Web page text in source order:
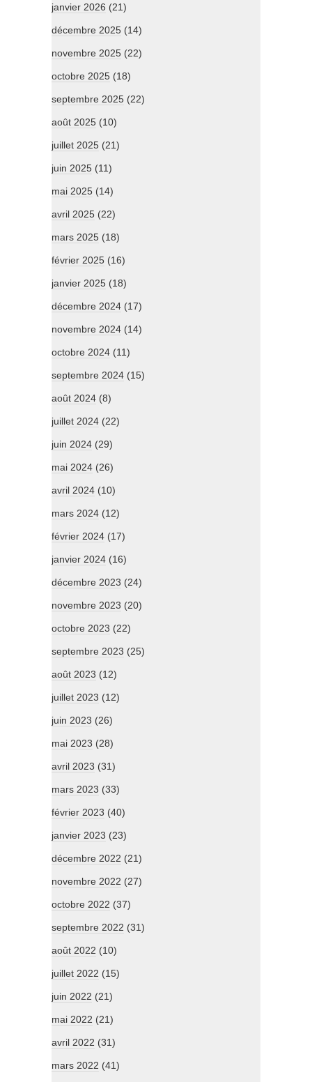
janvier 2026 (21)
décembre 2025 (14)
novembre 2025 (22)
octobre 2025 (18)
septembre 2025 (22)
août 2025 (10)
juillet 2025 (21)
juin 2025 (11)
mai 2025 (14)
avril 2025 (22)
mars 2025 (18)
février 2025 (16)
janvier 2025 (18)
décembre 2024 (17)
novembre 2024 (14)
octobre 2024 (11)
septembre 2024 (15)
août 2024 (8)
juillet 2024 (22)
juin 2024 (29)
mai 2024 (26)
avril 2024 (10)
mars 2024 (12)
février 2024 (17)
janvier 2024 (16)
décembre 2023 (24)
novembre 2023 (20)
octobre 2023 (22)
septembre 2023 (25)
août 2023 (12)
juillet 2023 (12)
juin 2023 (26)
mai 2023 (28)
avril 2023 (31)
mars 2023 (33)
février 2023 (40)
janvier 2023 (23)
décembre 2022 (21)
novembre 2022 (27)
octobre 2022 (37)
septembre 2022 (31)
août 2022 (10)
juillet 2022 (15)
juin 2022 (21)
mai 2022 (21)
avril 2022 (31)
mars 2022 (41)